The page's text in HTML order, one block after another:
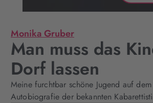
Monika Gruber
Man muss das
Dorf lassen
Meine furchtbar schöne Jugend auf
Autobiografie der bekannten